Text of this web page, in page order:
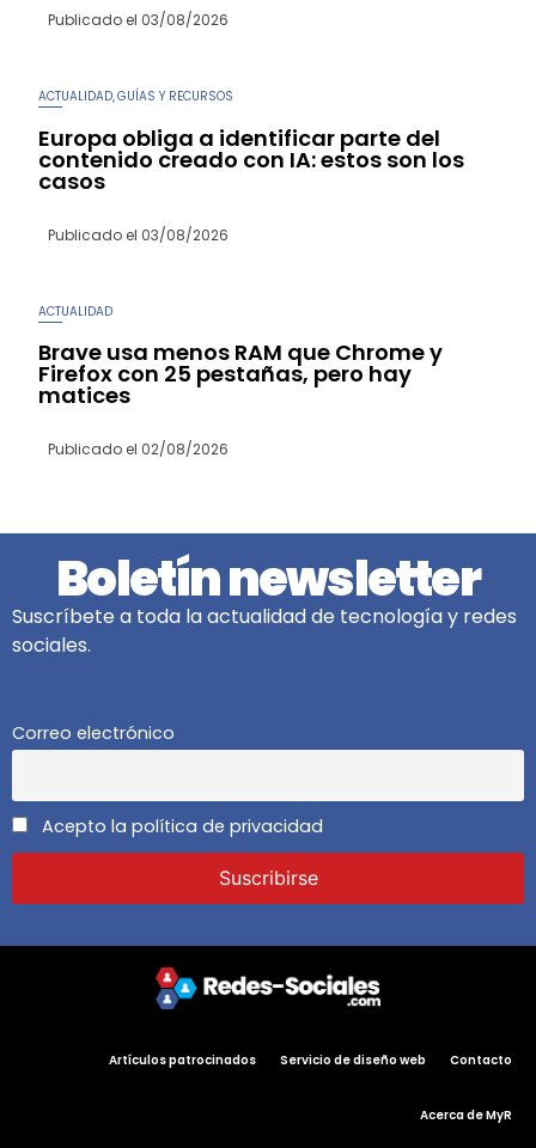
Publicado el 03/08/2026
ACTUALIDAD,GUÍAS Y RECURSOS
Europa obliga a identificar parte del
contenido creado con IA: estos son los
casos
Publicado el 03/08/2026
ACTUALIDAD
Brave usa menos RAM que Chrome y
Firefox con 25 pestañas, pero hay
matices
Publicado el 02/08/2026
Boletín newsletter
Suscríbete a toda la actualidad de tecnología y redes
sociales.
Correo electrónico
Acepto la política de privacidad
Artículos patrocinados Servicio de diseño web Contacto
Acerca de MyR